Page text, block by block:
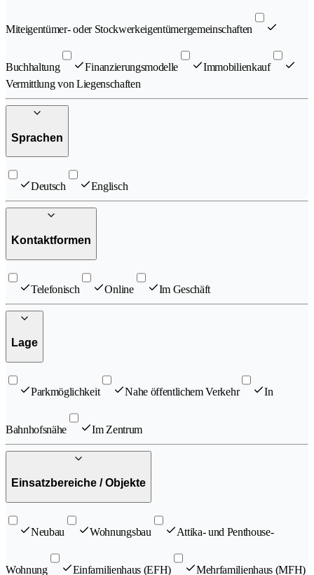
Miteigentümer- oder Stockwerkeigentümergemeinschaften
Buchhaltung Finanzierungsmodelle
Immobilienkauf
Vermittlung von Liegenschaften
Sprachen
Deutsch Englisch
Kontaktformen
Telefonisch Online Im Geschäft
Lage
Parkmöglichkeit Nahe öffentlichem Verkehr In
Bahnhofsnähe Im Zentrum
Einsatzbereiche / Objekte
Neubau Wohnungsbau Attika- und Penthouse-
Wohnung Einfamilienhaus (EFH) Mehrfamilienhaus (MFH)